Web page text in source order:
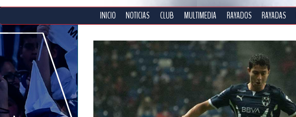
INICIO NOTICIAS CLUB MULTIMEDIA RAYADOS RAYADAS